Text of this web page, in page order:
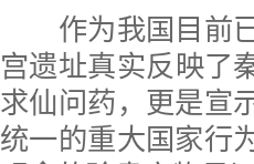
作为我国目前已
宫遗址真实反映
求仙问药，更是宣
统一的重大国家行